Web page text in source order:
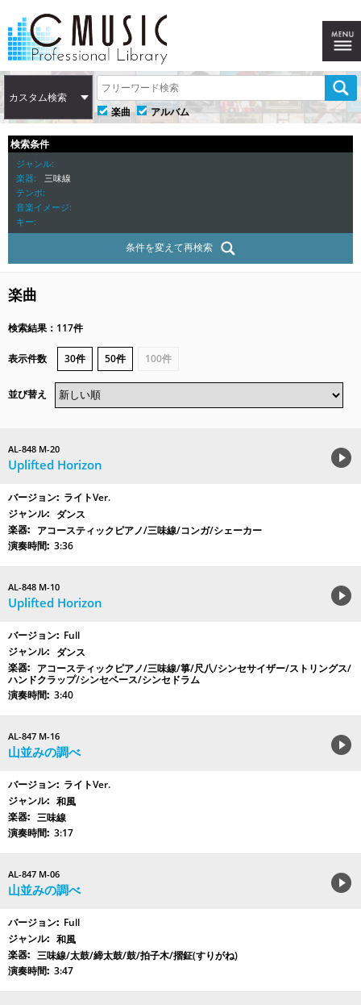
カスタム検索
楽曲
アルバム
検索条件
ジャンル
楽器
三味線
テンポ
音楽イメージ
キー
条件を変えて再検索
楽曲
検索結果：117件
表示件数 30件 50件 100件
並び替え
AL-848 M-20
Uplifted Horizon
ライトVer.
ダンス
アコースティックピアノ/三味線/コンガ/シェーカー
3:36
AL-848 M-10
Uplifted Horizon
Full
ダンス
アコースティックピアノ/三味線/箏/尺八/シンセサイザー/ストリングス/
ハンドクラップ/シンセベース/シンセドラム
3:40
AL-847 M-16
山並みの調べ
ライトVer.
和風
三味線
3:17
AL-847 M-06
山並みの調べ
Full
和風
三味線/太鼓/締太鼓/鼓/拍子木/摺鉦(すりがね)
3:47